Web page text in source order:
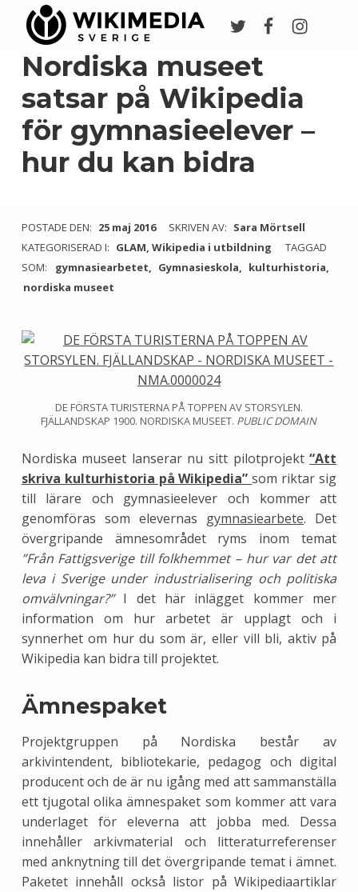
Nordiska museet
satsar på Wikipedia
för gymnasieelever –
hur du kan bidra
POSTADE DEN: 25 maj 2016 SKRIVEN AV: Sara Mörtsell
KATEGORISERAD I: GLAM, Wikipedia i utbildning
TAGGAD
SOM:
gymnasiearbetet Gymnasieskola
kulturhistoria
nordiska museet
DE FÖRSTA TURISTERNA PÅ TOPPEN AV STORSYLEN.
FJÄLLANDSKAP 1900. NORDISKA MUSEET. PUBLIC DOMAIN
Nordiska museet lanserar nu sitt pilotprojekt“Att
skriva kulturhistoria på Wikipedia”som riktar sig
till lärare och gymnasieelever och kommer att
genomföras som elevernas gymnasiearbete. Det
övergripande ämnesområdet ryms inom temat
”Från Fattigsverige till folkhemmet – hur var det att
leva i Sverige under industrialisering och politiska
omvälvningar?”I det här inlägget kommer mer
information om hur arbetet är upplagt och i
synnerhet om hur du som är, eller vill bli, aktiv på
Wikipedia kan bidra till projektet.
Ämnespaket
Projektgruppen på Nordiska består av
arkivintendent, bibliotekarie, pedagog och digital
producent och de är nu igång med att sammanställa
ett tjugotal olika ämnespaket som kommer att vara
underlaget för eleverna att jobba med. Dessa
innehåller arkivmaterial och litteraturreferenser
med anknytning till det övergripande temat i ämnet.
Paketet innehåll också listor på Wikipediaartiklar